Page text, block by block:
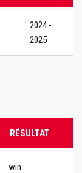
2024 -
2025
RÉSULTAT
win